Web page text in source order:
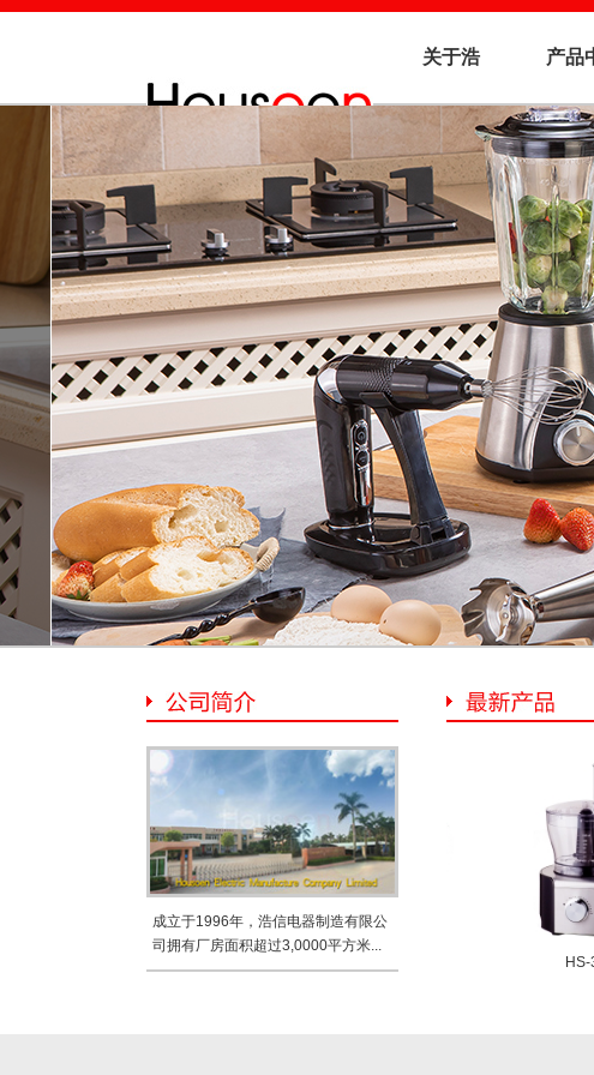
关于浩
信
产品
心
成立于1996年，浩信电器制造有限公
司拥有厂房面积超过3,0000平方米...
HS-